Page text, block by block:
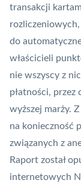
transakcji
do
właścicieli
nie wszyscy z
płatności, przez
wyższej marży.
na konieczność
związanych z
Raport został
internetowych